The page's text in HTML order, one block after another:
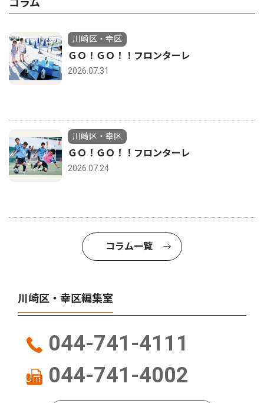
コラム
川崎区・幸区
ＧＯ！ＧＯ！！フロンターレ
2026.07.31
川崎区・幸区
ＧＯ！ＧＯ！！フロンターレ
2026.07.24
コラム一覧
川崎区・幸区編集室
044-741-4111
044-741-4002